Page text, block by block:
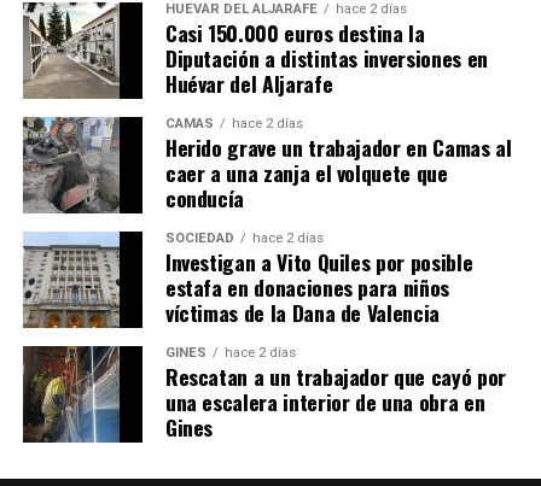
HUÉVAR DEL ALJARAFE hace 2 días
Casi 150.000 euros destina la
Diputación a distintas inversiones en
Huévar del Aljarafe
CAMAS hace 2 días
Herido grave un trabajador en Camas al
caer a una zanja el volquete que
conducía
SOCIEDAD hace 2 días
Investigan a Vito Quiles por posible
estafa en donaciones para niños
víctimas de la Dana de Valencia
GINES hace 2 días
Rescatan a un trabajador que cayó por
una escalera interior de una obra en
Gines